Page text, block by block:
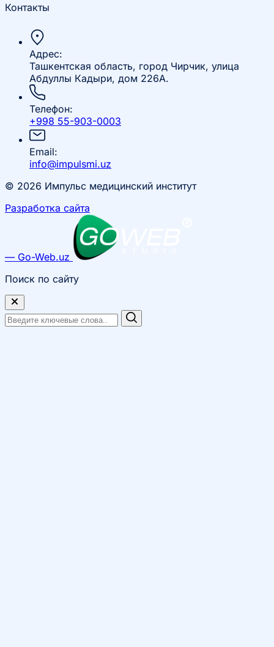
Контакты
Адрес:
Ташкентская область, город Чирчик, улица
Абдуллы Кадыри, дом 226А.
Телефон:
+998 55-903-0003
Email:
info@impulsmi.uz
© 2026 Импульс медицинский институт
Разработка сайта
— Go-Web.uz
Поиск по сайту